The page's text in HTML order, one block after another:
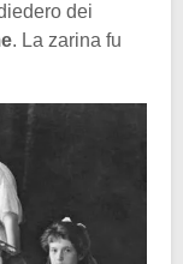
dei
. La zarina fu